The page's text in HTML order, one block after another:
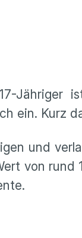
Jähriger
ein. Kurz
und
von rund